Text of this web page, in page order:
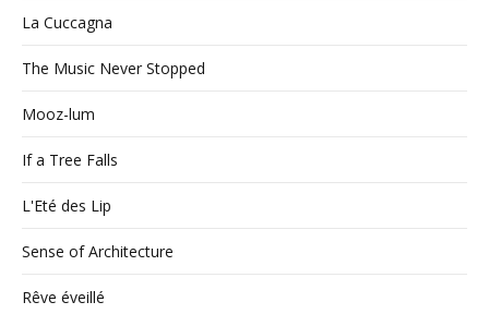
La Cuccagna
The Music Never Stopped
Mooz-lum
If a Tree Falls
L'Eté des Lip
Sense of Architecture
Rêve éveillé